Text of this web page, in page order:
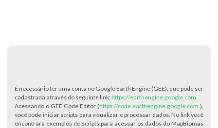
É necessário ter uma conta no Google Earth Engine (GEE), que pode ser
cadastrada através do seguinte link:https://earthengine.google.com
Acessando o GEE Code Editor (https://code.earthengine.google.com ),
você pode iniciar scripts para visualizar e processar dados. No link você
encontrará exemplos de scripts para acessar os dados do MapBiomas